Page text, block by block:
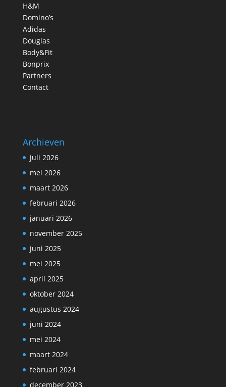
H&M
Domino’s
Adidas
Douglas
Body&Fit
Bonprix
Partners
Contact
Archieven
juli 2026
mei 2026
maart 2026
februari 2026
januari 2026
november 2025
juni 2025
mei 2025
april 2025
oktober 2024
augustus 2024
juni 2024
mei 2024
maart 2024
februari 2024
december 2023